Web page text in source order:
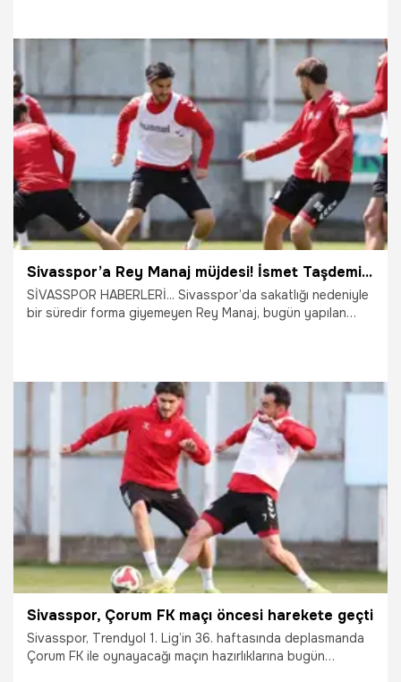
23.04.2026 Sivas
Sivasspor’a Rey Manaj müjdesi! İsmet Taşdemir'in istediği oldu
SİVASSPOR HABERLERİ... Sivasspor’da sakatlığı nedeniyle
bir süredir forma giyemeyen Rey Manaj, bugün yapılan
16.04.2026 Sivas
Sivasspor, Çorum FK maçı öncesi harekete geçti
Sivasspor, Trendyol 1. Lig’in 36. haftasında deplasmanda
Çorum FK ile oynayacağı maçın hazırlıklarına bugün